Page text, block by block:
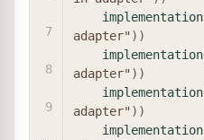
implementation
adapter") )
implementation
adapter") )
implementation
adapter") )
implementation